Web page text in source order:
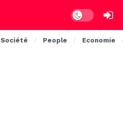
Dark mode
Société People Economie